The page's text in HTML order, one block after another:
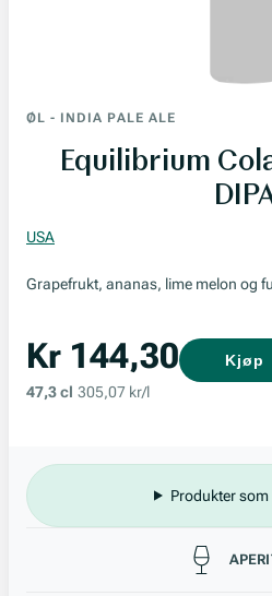
ØL - INDIA PALE ALE
Equilibrium
USA
Grapefrukt, ananas, lime melon og
Kr 144,30
47,3 cl 305,07 kr/l
Kjøp
Produkter som